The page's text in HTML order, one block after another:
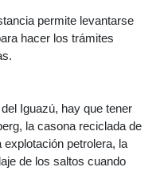
permite levantarse
hacer los trámites
Iguazú, hay que tener
la casona reciclada de
petrolera, la
de los saltos cuando